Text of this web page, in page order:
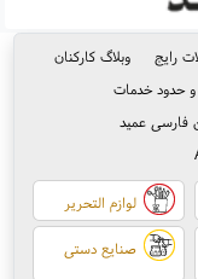
رایج
وبلاگ کارکنان
و حدود خدمات
فارسی عمید
لوازم التحریر
صنایع دستی